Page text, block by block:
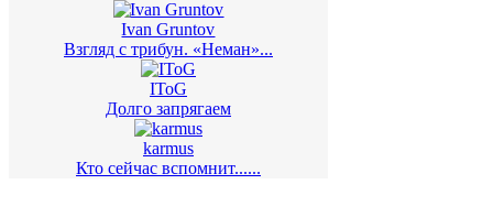
Ivan Gruntov
Взгляд с трибун. «Неман»...
IToG
Долго запрягаем
karmus
Кто сейчас вспомнит......